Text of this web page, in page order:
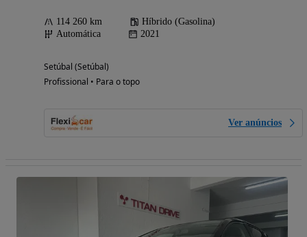
114 260 km
Híbrido (Gasolina)
Automática
2021
Setúbal (Setúbal)
Profissional • Para o topo
Ver anúncios